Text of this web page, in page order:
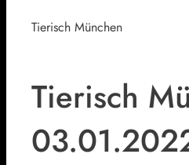
Tierisch München
Tierisch